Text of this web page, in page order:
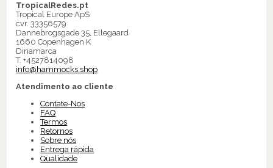
TropicalRedes.pt
Tropical Europe ApS
cvr. 33356579
Dannebrogsgade 35, Ellegaard
1660 Copenhagen K
Dinamarca
T. +4527814098
info@hammocks.shop
Atendimento ao cliente
Contate-Nos
FAQ
Termos
Retornos
Sobre nós
Entrega rápida
Qualidade